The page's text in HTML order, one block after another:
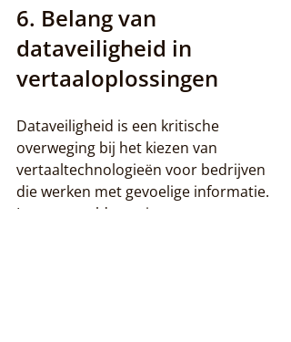
6. Belang van
dataveiligheid in
vertaaloplossingen
Dataveiligheid is een kritische
overweging bij het kiezen van
vertaaltechnologieën voor bedrijven
die werken met gevoelige informatie.
In een wereld waarin gegevens